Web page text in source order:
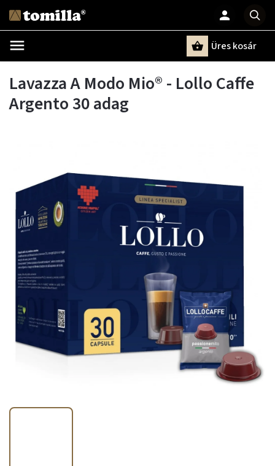
Üres kosár
Lavazza A Modo Mio® - Lollo Caffe
Argento 30 adag